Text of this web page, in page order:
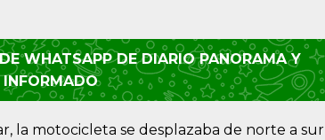
WHATSAPP DE DIARIO PANORAMA Y
INFORMADO
la motocicleta se desplazaba de norte a sur